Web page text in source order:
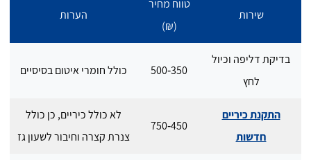
שירות
טווח מחיר
(₪)
הערות
בדיקת דליפה וכיול
לחץ
350‑500 כולל חומרי איטום בסיסיים
התקנת כיריים
חדשות
450‑750
לא כולל כיריים, כן כולל
צנרת קצרה וחיבור לשעון גז